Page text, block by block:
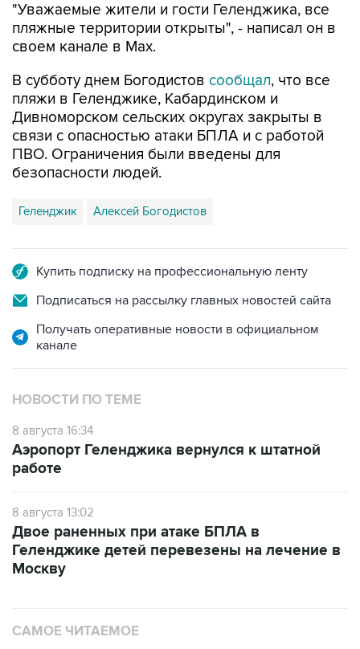
"Уважаемые жители и гости Геленджика, все
пляжные территории открыты", - написал он в
своем канале в Max.
В субботу днем Богодистов сообщал, что все
пляжи в Геленджике, Кабардинском и
Дивноморском сельских округах закрыты в
связи с опасностью атаки БПЛА и с работой
ПВО. Ограничения были введены для
безопасности людей.
Геленджик Алексей Богодистов
Купить подписку на профессиональную ленту
Подписаться на рассылку главных новостей сайта
Получать оперативные новости в официальном
канале
НОВОСТИ ПО ТЕМЕ
8 августа 16:34
Аэропорт Геленджика вернулся к штатной
работе
8 августа 13:02
Двое раненных при атаке БПЛА в
Геленджике детей перевезены на лечение в
Москву
САМОЕ ЧИТАЕМОЕ